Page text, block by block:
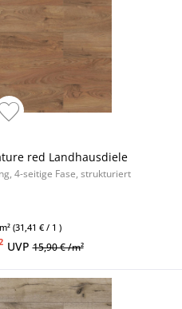
red Landhausdiele
4-seitige Fase, strukturiert
(31,41 € / 1 )
UVP15,90 € /m²